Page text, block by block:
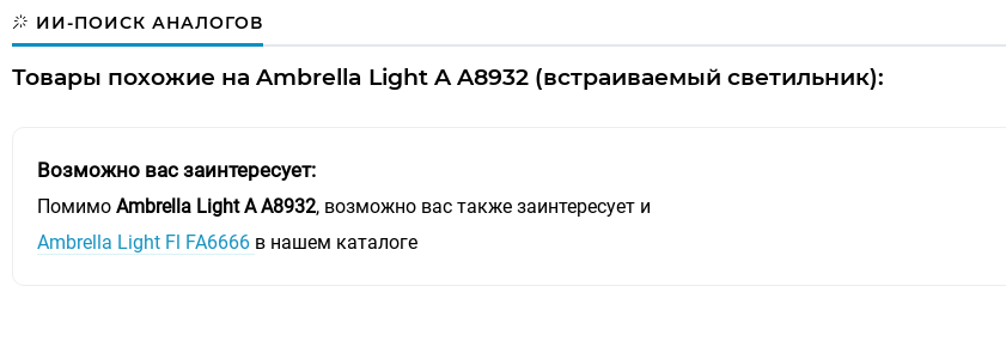
ИИ-ПОИСК АНАЛОГОВ
Товары похожие на Ambrella Light A A8932 (встраиваемый светильник):
Возможно вас заинтересует:
Помимо Ambrella Light A A8932, возможно вас также заинтересует и
Ambrella Light Fl FA6666 в нашем каталоге